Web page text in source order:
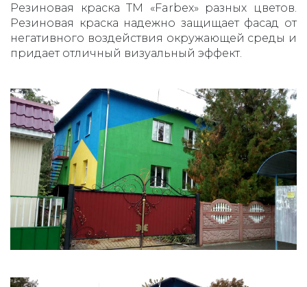
Резиновая краска TM «Farbex» разных цветов.
Резиновая краска надежно защищает фасад от
негативного воздействия окружающей среды и
придает отличный визуальный эффект.